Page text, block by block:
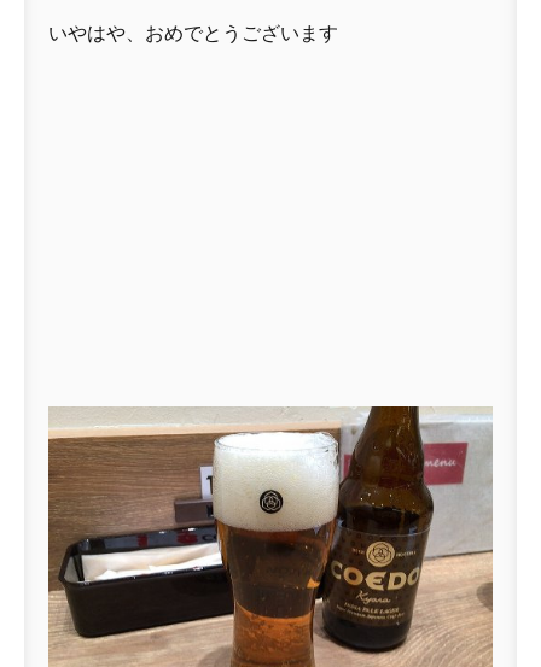
いやはや、おめでとうございます